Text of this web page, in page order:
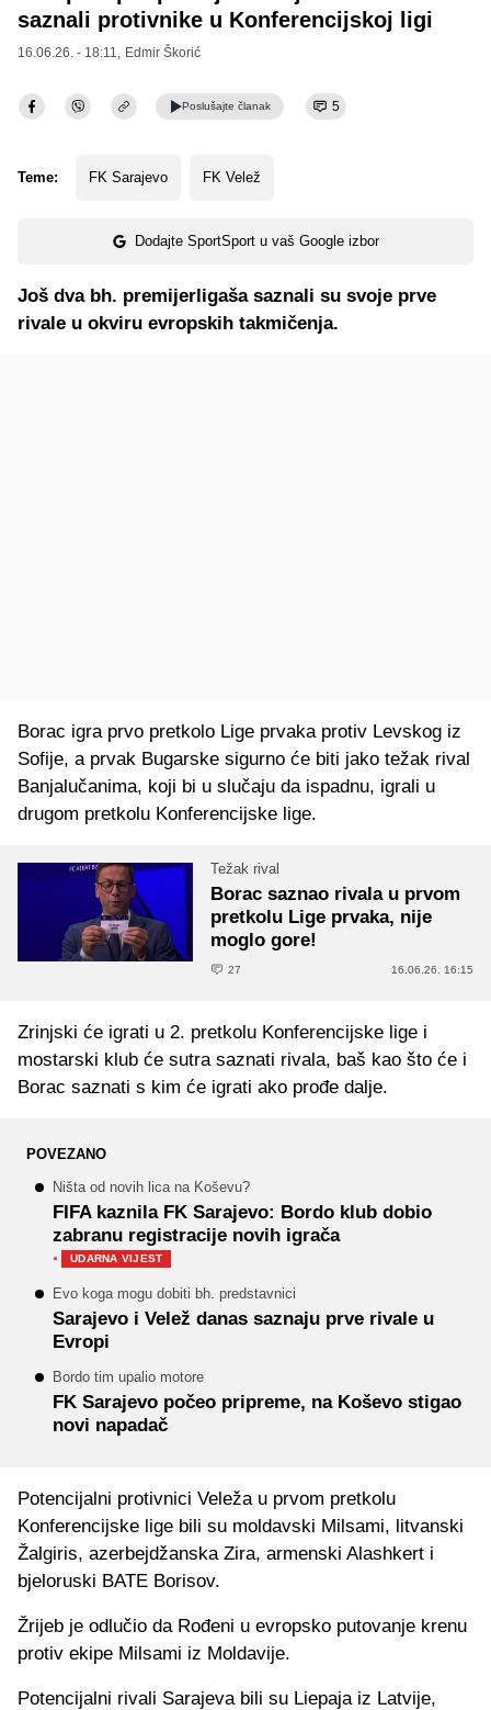
saznali protivnike u Konferencijskoj ligi
16.06.26. - 18:11, Edmir Škorić
Poslušajte članak 5
Teme: FK Sarajevo FK Velež
Dodajte SportSport u vaš Google izbor
Još dva bh. premijerligaša saznali su svoje prve
rivale u okviru evropskih takmičenja.
Borac igra prvo pretkolo Lige prvaka protiv Levskog iz
Sofije, a prvak Bugarske sigurno će biti jako težak rival
Banjalučanima, koji bi u slučaju da ispadnu, igrali u
drugom pretkolu Konferencijske lige.
Težak rival
Borac saznao rivala u prvom
pretkolu Lige prvaka, nije
moglo gore!
27 16.06.26. 16:15
Zrinjski će igrati u 2. pretkolu Konferencijske lige i
mostarski klub će sutra saznati rivala, baš kao što će i
Borac saznati s kim će igrati ako prođe dalje.
POVEZANO
Ništa od novih lica na Koševu?
FIFA kaznila FK Sarajevo: Bordo klub dobio
zabranu registracije novih igrača
· UDARNA VIJEST
Evo koga mogu dobiti bh. predstavnici
Sarajevo i Velež danas saznaju prve rivale u
Evropi
Bordo tim upalio motore
FK Sarajevo počeo pripreme, na Koševo stigao
novi napadač
Potencijalni protivnici Veleža u prvom pretkolu
Konferencijske lige bili su moldavski Milsami, litvanski
Žalgiris, azerbejdžanska Zira, armenski Alashkert i
bjeloruski BATE Borisov.
Žrijeb je odlučio da Rođeni u evropsko putovanje krenu
protiv ekipe Milsami iz Moldavije.
Potencijalni rivali Sarajeva bili su Liepaja iz Latvije,